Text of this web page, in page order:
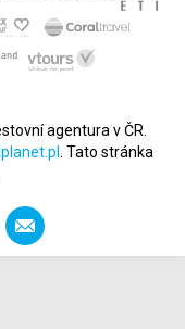
agentura v ČR.
. Tato stránka
Napište
nám